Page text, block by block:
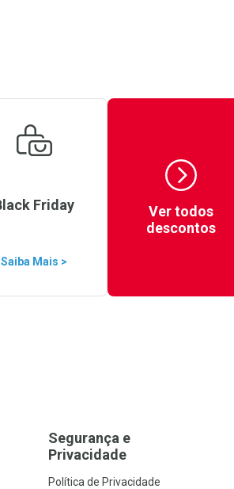
Friday
Saiba Mais >
Ver todos
descontos
Segurança e
Privacidade
Política de Privacidade